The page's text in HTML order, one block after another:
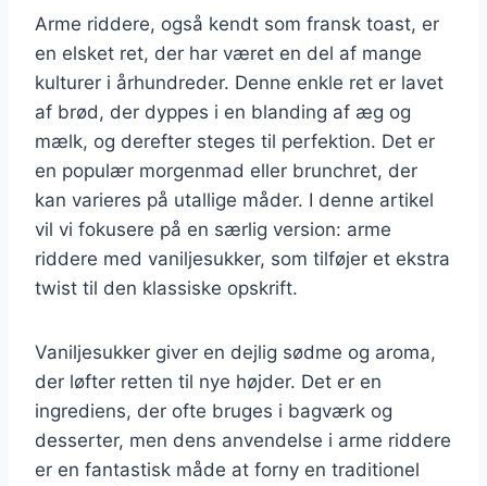
Arme riddere, også kendt som fransk toast, er
en elsket ret, der har været en del af mange
kulturer i århundreder. Denne enkle ret er lavet
af brød, der dyppes i en blanding af æg og
mælk, og derefter steges til perfektion. Det er
en populær morgenmad eller brunchret, der
kan varieres på utallige måder. I denne artikel
vil vi fokusere på en særlig version: arme
riddere med vaniljesukker, som tilføjer et ekstra
twist til den klassiske opskrift.
Vaniljesukker giver en dejlig sødme og aroma,
der løfter retten til nye højder. Det er en
ingrediens, der ofte bruges i bagværk og
desserter, men dens anvendelse i arme riddere
er en fantastisk måde at forny en traditionel